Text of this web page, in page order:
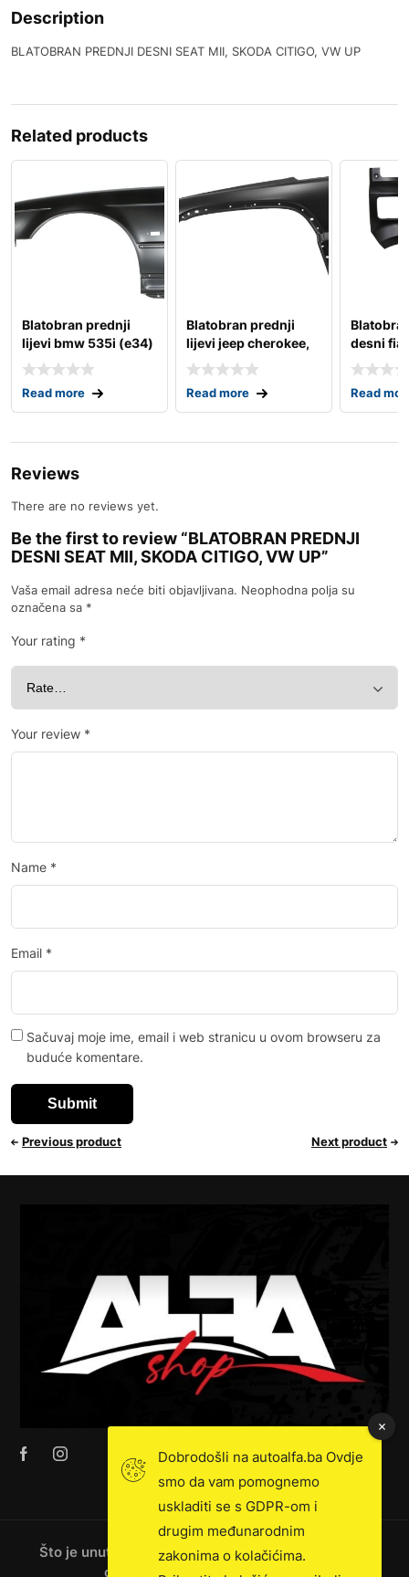
Description
BLATOBRAN PREDNJI DESNI SEAT MII, SKODA CITIGO, VW UP
Related products
Blatobran prednji
lijevi bmw 535i (e34)
88.-95.
Read more
Blatobran prednji
lijevi jeep cherokee,
liberty kj 00.-0
Read more
desni
Read
Reviews
There are no reviews yet.
Be the first to review “BLATOBRAN PREDNJI
DESNI SEAT MII, SKODA CITIGO, VW UP”
Vaša email adresa neće biti objavljivana. Neophodna polja su
označena sa *
Your rating *
Your review *
Name *
Email *
Sačuvaj moje ime, email i web stranicu u ovom browseru za
buduće komentare.
Previous product Next product
Što je unutra: novosti, ekskluzivna prodaja, vijesti
o kamionima i još mnogo toga!
Dobrodošli na autoalfa.ba Ovdje
smo da vam pomognemo
uskladiti se s GDPR-om i
drugim međunarodnim
zakonima o kolačićima.